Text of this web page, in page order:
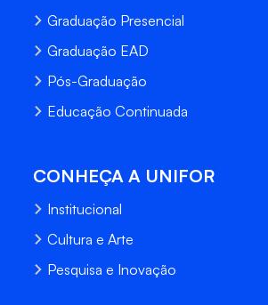
Graduação Presencial
Graduação EAD
Pós-Graduação
Educação Continuada
CONHEÇA A UNIFOR
Institucional
Cultura e Arte
Pesquisa e Inovação